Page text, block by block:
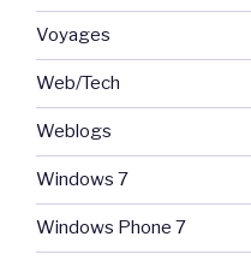
Voyages
Web/Tech
Weblogs
Windows 7
Windows Phone 7